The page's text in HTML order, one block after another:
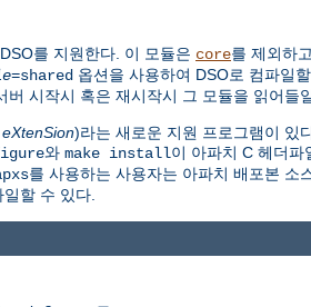
를 지원한다. 이 모듈은 core를 제외하
=shared 옵션을 사용하여 DSO로 컴파일
버 시작시 혹은 재시작시 그 모듈을 읽어들
)라는 새로운 지원 프로그램이 있
와 make install이 아파치 C 헤더파
를 사용하는 사용자는 아파치 배포본 소
할 수 있다.